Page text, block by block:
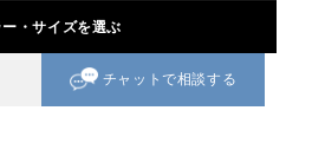
ー・サイズを選ぶ
チャットで相談する